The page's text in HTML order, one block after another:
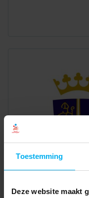
Toestemming
Deze website maakt